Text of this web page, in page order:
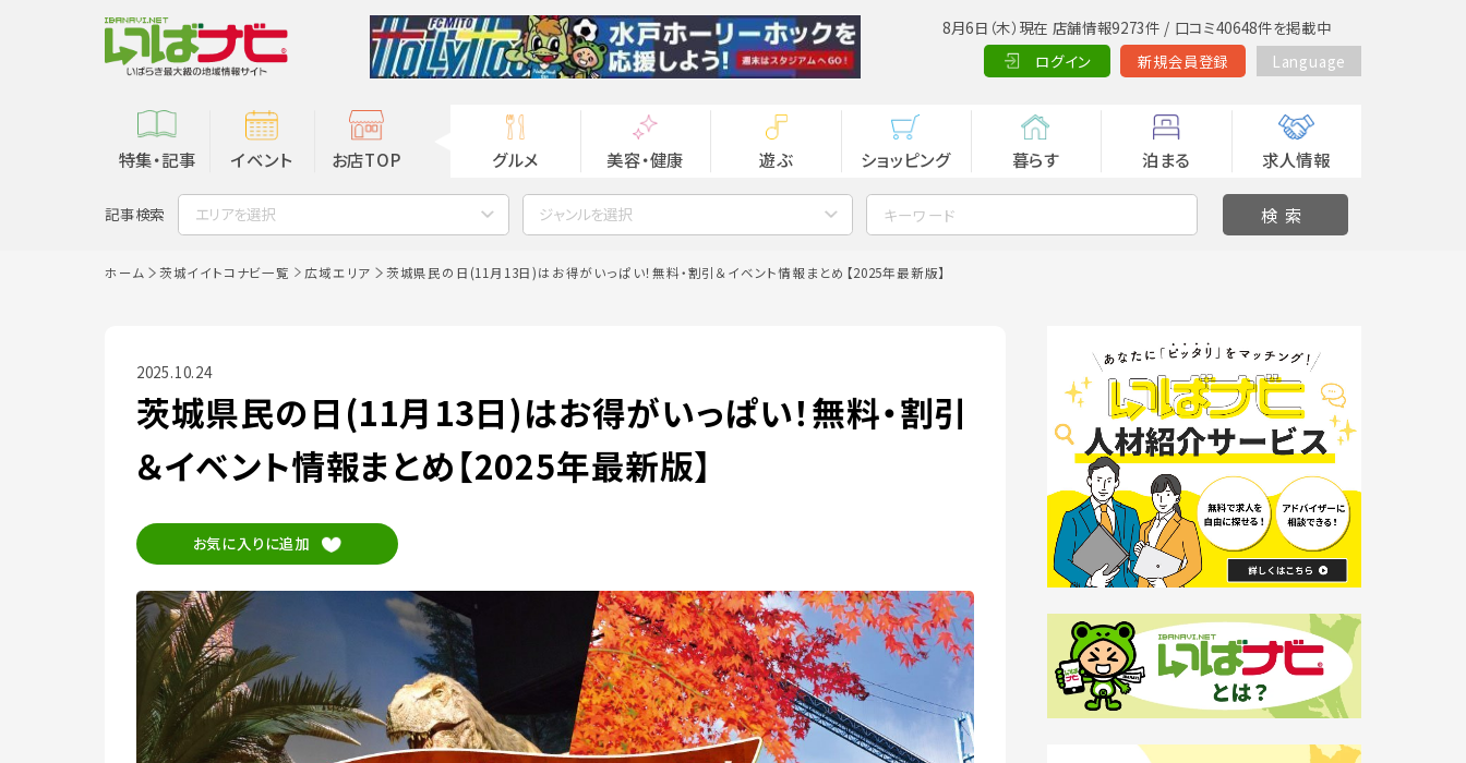
8月6日（木）現在 店舗情報9273件 / 口コミ40648件を掲載中
ログイン
新規会員登録 Language
特集・記事 イベント お店TOP グルメ 美容・健康 遊ぶ ショッピング 暮らす 泊まる 求人情報
記事検索 エリアを選択 ジャンルを選択
ホーム 茨城イイトコナビ一覧 広域エリア 茨城県民の日(11月13日)はお得がいっぱい！無料・割引＆イベント情報まとめ【2025年最新版】
2025.10.24
茨城県民の日(11月13日)はお得がいっぱい！無料・割引
＆イベント情報まとめ【2025年最新版】
お気に入りに追加